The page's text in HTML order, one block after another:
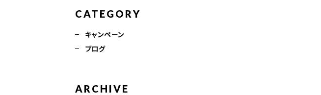
CATEGORY
キャンペーン
ブログ
ARCHIVE